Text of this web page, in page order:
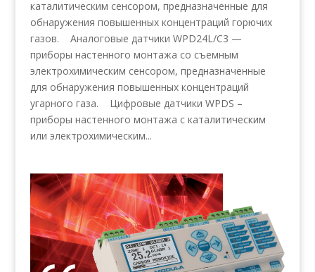
каталитическим сенсором, предназначенные для
обнаружения повышенных концентраций горючих
газов. Аналоговые датчики WPD24L/C3 —
приборы настенного монтажа со съемным
электрохимическим сенсором, предназначенные
для обнаружения повышенных концентраций
угарного газа. Цифровые датчики WPDS –
приборы настенного монтажа с каталитическим
или электрохимическим...